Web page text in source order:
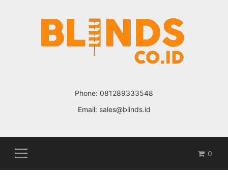
Phone: 081289333548
Email: sales@blinds.id
0